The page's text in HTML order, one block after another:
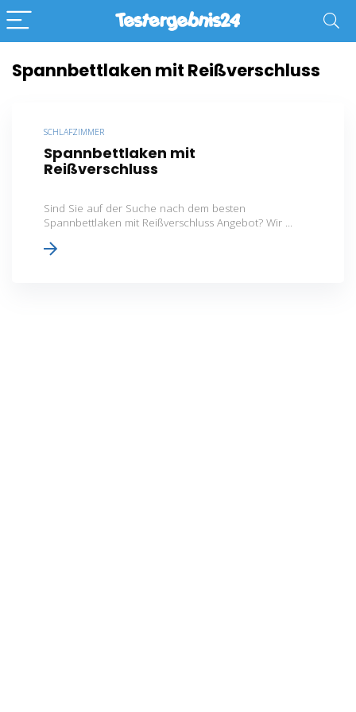
Spannbettlaken mit Reißverschluss
SCHLAFZIMMER
Spannbettlaken mit
Reißverschluss
Sind Sie auf der Suche nach dem besten
Spannbettlaken mit Reißverschluss Angebot? Wir ...